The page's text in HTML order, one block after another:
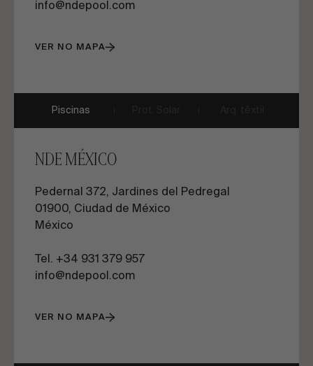
info@ndepool.com
VER NO MAPA
Piscinas
NDE MÉXICO
Pedernal 372, Jardines del Pedregal
01900, Ciudad de México
México
Tel. +34 931 379 957
info@ndepool.com
VER NO MAPA